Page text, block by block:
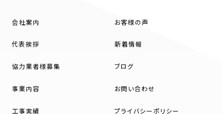
会社案内
代表挨拶
協力業者様募集
事業内容
工事実績
お客様の声
新着情報
ブログ
お問い合わせ
プライバシーポリシー